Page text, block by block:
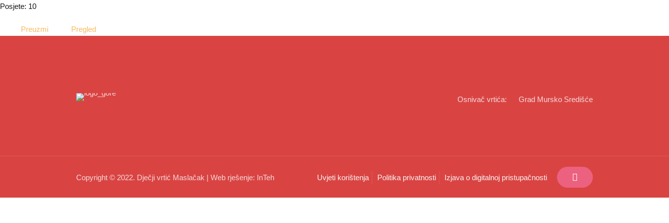
Posjete: 10
Preuzmi Pregled
Osnivač vrtića: Grad Mursko Središće
Copyright © 2022. Dječji vrtić Maslačak | Web rješenje: InTeh Uvjeti korištenja Politika privatnosti Izjava o digitalnoj pristupačnosti